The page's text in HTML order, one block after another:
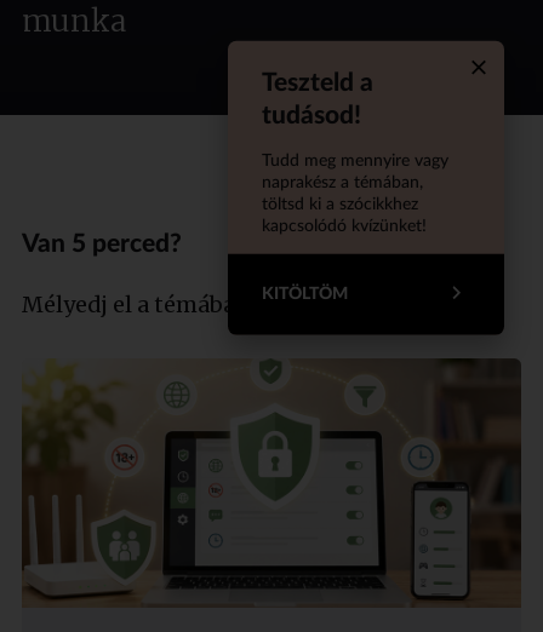
munka
Teszteld a
tudásod!
Tudd meg mennyire vagy
naprakész a témában,
töltsd ki a szócikkhez
kapcsolódó kvízünket!
KITÖLTÖM
Van 5 perced?
Mélyedj el a témában szakértőnkkel!